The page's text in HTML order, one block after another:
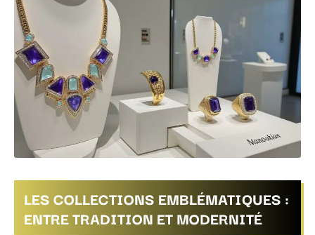
LES COLLECTIONS EMBLÉMATIQUES :
ENTRE TRADITION ET MODERNITÉ